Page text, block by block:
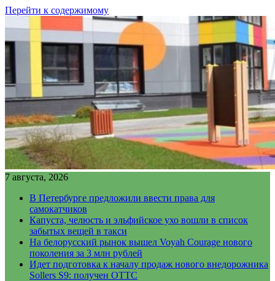
Перейти к содержимому
7 августа, 2026
В Петербурге предложили ввести права для
самокатчиков
Капуста, челюсть и эльфийское ухо вошли в список
забытых вещей в такси
На белорусский рынок вышел Voyah Courage нового
поколения за 3 млн рублей
Идет подготовка к началу продаж нового внедорожника
Sollers S9: получен ОТТС